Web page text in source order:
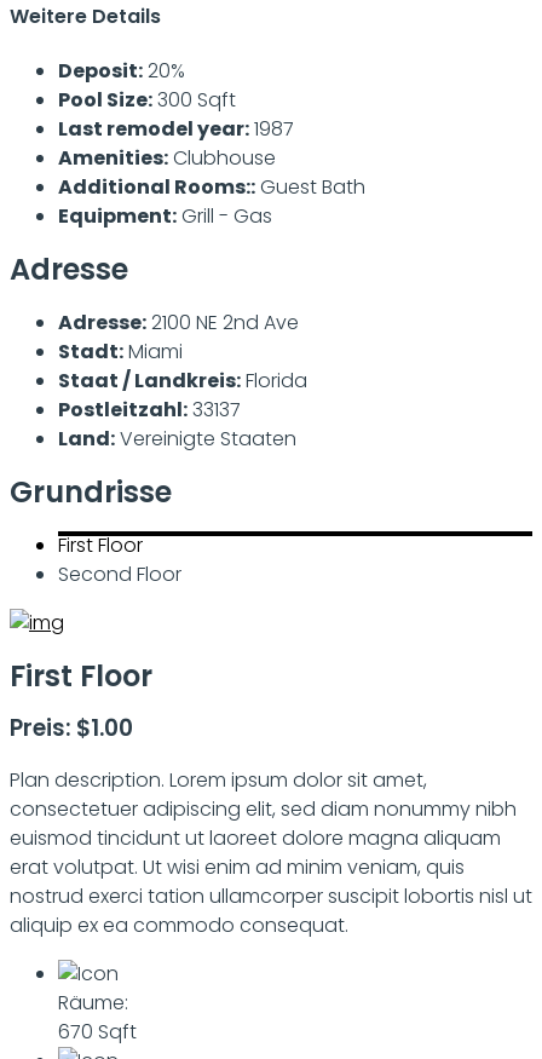
Weitere Details
Deposit:20%
Pool Size:300 Sqft
Last remodel year:1987
Amenities:Clubhouse
Additional Rooms::Guest Bath
Equipment:Grill - Gas
Adresse
Adresse:2100 NE 2nd Ave
Stadt:Miami
Staat / Landkreis:Florida
Postleitzahl:33137
Land:Vereinigte Staaten
Grundrisse
First Floor
Second Floor
First Floor
Preis: $1.00
Plan description. Lorem ipsum dolor sit amet,
consectetuer adipiscing elit, sed diam nonummy nibh
euismod tincidunt ut laoreet dolore magna aliquam
erat volutpat. Ut wisi enim ad minim veniam, quis
nostrud exerci tation ullamcorper suscipit lobortis nisl ut
aliquip ex ea commodo consequat.
Räume:
670 Sqft